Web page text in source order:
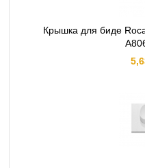
Крышка для биде